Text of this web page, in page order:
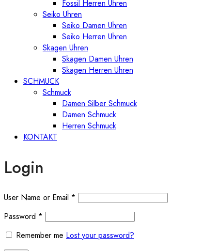
Fossil Herren Uhren
Seiko Uhren
Seiko Damen Uhren
Seiko Herren Uhren
Skagen Uhren
Skagen Damen Uhren
Skagen Herren Uhren
SCHMUCK
Schmuck
Damen Silber Schmuck
Damen Schmuck
Herren Schmuck
KONTAKT
Login
User Name or Email *
Password *
Remember me Lost your password?